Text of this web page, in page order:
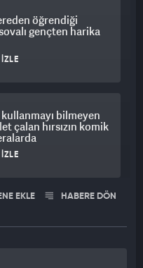
öğrendiği
gençten harika
bilmeyen
çalan hırsızın komik
EKLE HABERE DÖN